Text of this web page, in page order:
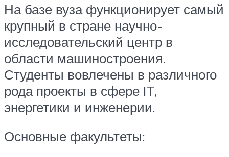
На базе вуза функционирует самый
крупный в стране научно-
исследовательский центр в
области машиностроения.
Студенты вовлечены в различного
рода проекты в сфере IT,
энергетики и инженерии.
Основные факультеты: